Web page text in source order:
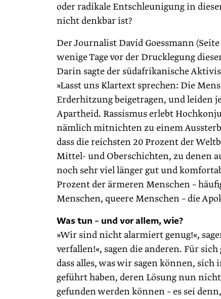
oder radikale Entschleunigung in
nicht denkbar ist?
Der Journalist David Goessmann
wenige Tage vor der Drucklegung
Darin sagte der südafrikanische
»Lasst uns Klartext sprechen: Die
Erderhitzung beigetragen, und leiden
Apartheid. Rassismus erlebt
nämlich mitnichten zu einem
dass die reichsten 20 Prozent der
Mittel- und Oberschichten, zu denen
noch sehr viel länger gut und
Prozent der ärmeren Menschen –
Menschen, queere Menschen – die
Was tun – und vor allem, wie?
»Wir sind nicht alarmiert genug!«,
verfallen!«, sagen die anderen. Für
dass alles, was wir sagen können,
geführt haben, deren Lösung nun
gefunden werden können – es sei